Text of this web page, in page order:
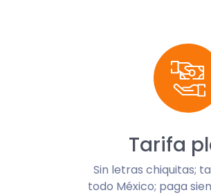
Tarifa
Sin letras chiquitas;
todo México; paga